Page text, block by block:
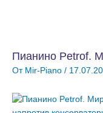
Пианино Petrof.
От Mir-Piano /